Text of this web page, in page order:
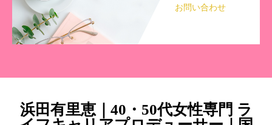
お問い合わせ
浜田有里恵｜40・50代女性専門 ラ